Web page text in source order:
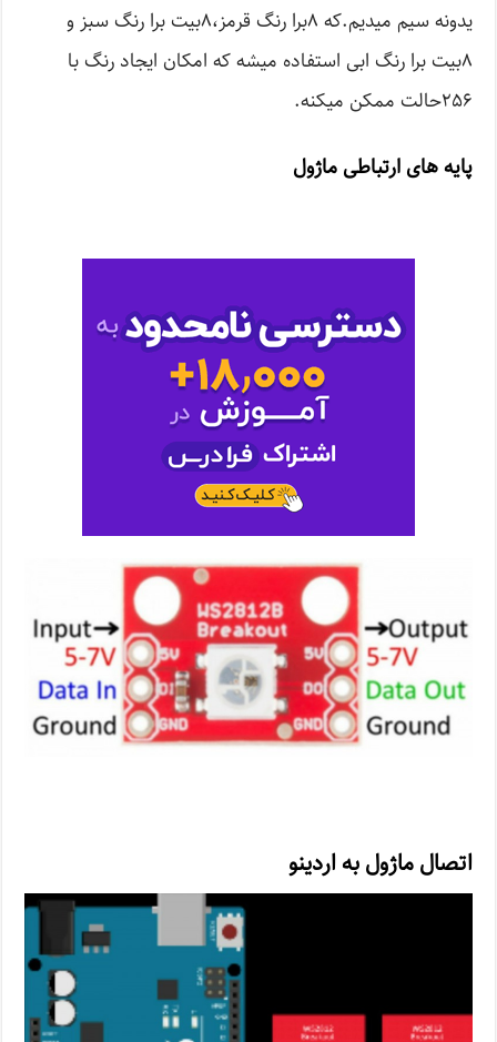
یدونه سیم میدیم.که ۸برا رنگ قرمز،۸بیت برا رنگ سبز و
۸بیت برا رنگ ابی استفاده میشه که امکان ایجاد رنگ با
۲۵۶حالت ممکن میکنه.
پایه های ارتباطی ماژول
اتصال ماژول به اردینو